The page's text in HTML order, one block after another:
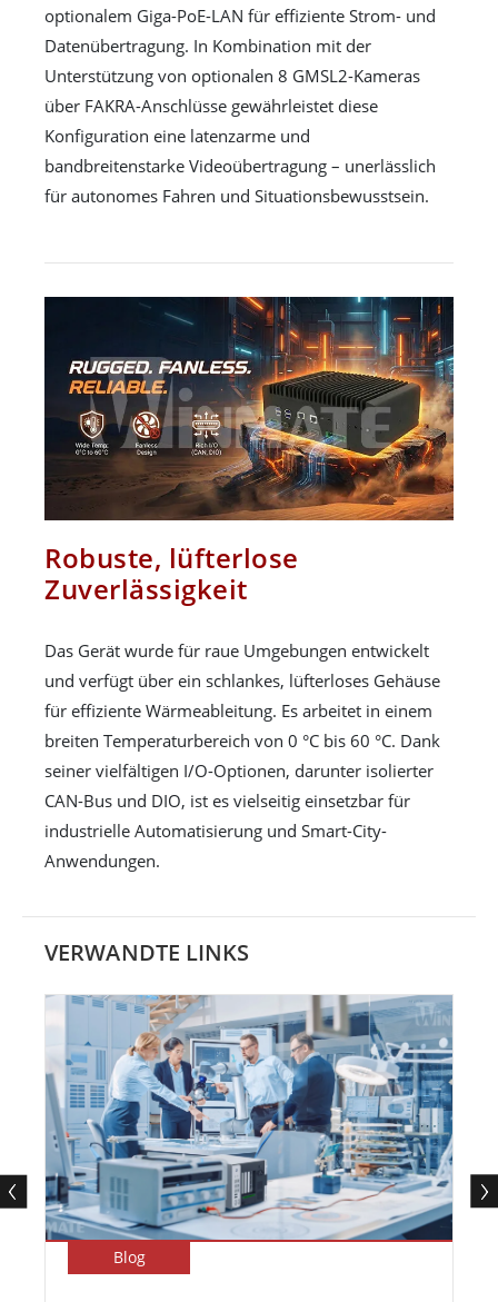
optionalem Giga-PoE-LAN ​​für effiziente Strom- und
Datenübertragung. In Kombination mit der
Unterstützung von optionalen 8 GMSL2-Kameras
über FAKRA-Anschlüsse gewährleistet diese
Konfiguration eine latenzarme und
bandbreitenstarke Videoübertragung – unerlässlich
für autonomes Fahren und Situationsbewusstsein.
Robuste, lüfterlose
Zuverlässigkeit
Das Gerät wurde für raue Umgebungen entwickelt
und verfügt über ein schlankes, lüfterloses Gehäuse
für effiziente Wärmeableitung. Es arbeitet in einem
breiten Temperaturbereich von 0 °C bis 60 °C. Dank
seiner vielfältigen I/O-Optionen, darunter isolierter
CAN-Bus und DIO, ist es vielseitig einsetzbar für
industrielle Automatisierung und Smart-City-
Anwendungen.
VERWANDTE LINKS
Blog